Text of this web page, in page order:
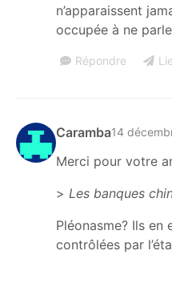
n’apparaissent
occupée à ne
Répondre
Caramba14
Merci pour votre
> Les banques
Pléonasme? Ils
contrôlées par